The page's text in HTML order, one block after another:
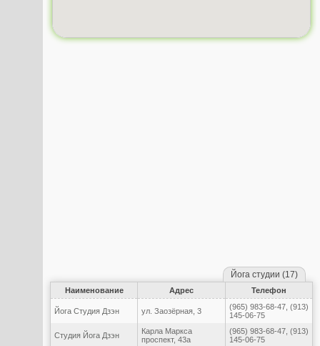
Йога студии (17)
Наименование Адрес Телефон
Йога Студия Дзэн ул. Заозёрная, 3
(965) 983-68-47, (913)
145-06-75
Студия Йога Дзэн
Карла Маркса
проспект, 43а
(965) 983-68-47, (913)
145-06-75